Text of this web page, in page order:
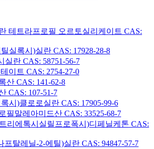
테트라프로필 오르토실리케이트 CAS:
실록시)실란 CAS: 17928-28-8
실란 CAS: 58751-56-7
이트 CAS: 2754-27-0
산 CAS: 141-62-8
CAS: 107-51-7
시)클로로실란 CAS: 17905-99-6
필말레아미드산 CAS: 33525-68-7
리에톡시실릴프로폭시)디페닐케톤 CAS:
프탈레닐-2-에틸)실란 CAS: 94847-57-7